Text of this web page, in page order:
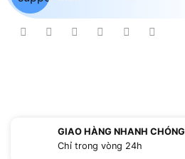
GIAO HÀNG NHANH CHÓNG
Chỉ trong vòng 24h